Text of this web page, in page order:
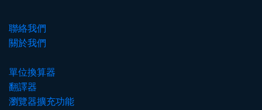
聯絡我們
關於我們
單位換算器
翻譯器
瀏覽器擴充功能